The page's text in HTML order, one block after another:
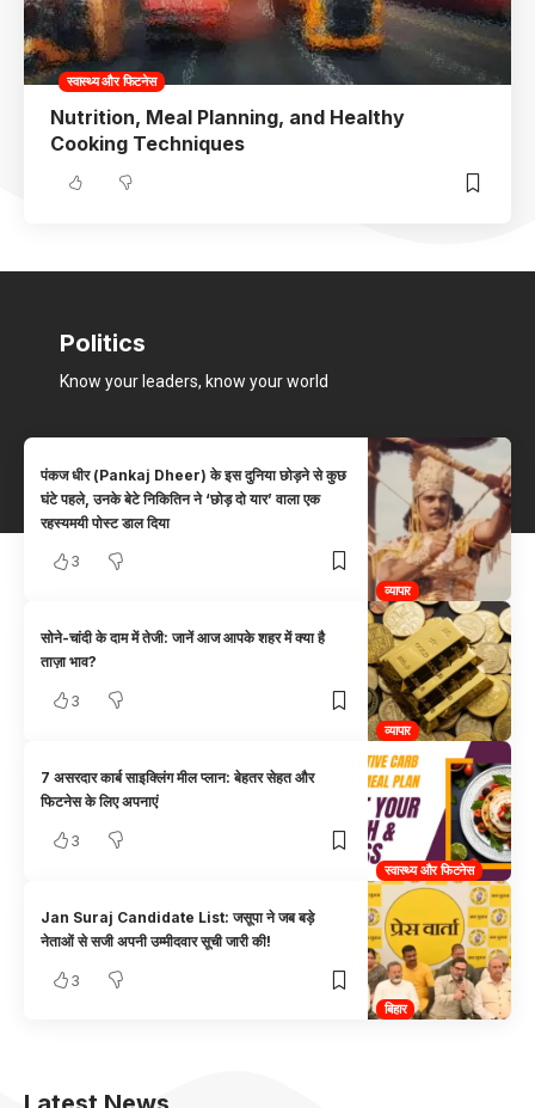
स्वास्थ्य और फिटनेस
Nutrition, Meal Planning, and Healthy
Cooking Techniques
Politics
Know your leaders, know your world
व्यापार
पंकज धीर (Pankaj Dheer) के इस दुनिया छोड़ने से कुछ
घंटे पहले, उनके बेटे निकितिन ने ‘छोड़ दो यार’ वाला एक
रहस्यमयी पोस्ट डाल दिया
3
व्यापार
सोने-चांदी के दाम में तेजी: जानें आज आपके शहर में क्या है
ताज़ा भाव?
3
स्वास्थ्य और फिटनेस
7 असरदार कार्ब साइक्लिंग मील प्लान: बेहतर सेहत और
फिटनेस के लिए अपनाएं
3
बिहार
Jan Suraj Candidate List: जसूपा ने जब बड़े
नेताओं से सजी अपनी उम्मीदवार सूची जारी की!
3